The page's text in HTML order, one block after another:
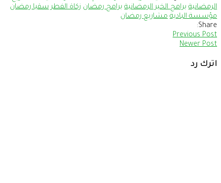
الرمضانية برامج الخير الرمضانية برامج رمضان زكاة الفطر سقيا رمضان
مؤسسة البادية مشاريع رمضان
Share:
Previous Post
Newer Post
اترك رد